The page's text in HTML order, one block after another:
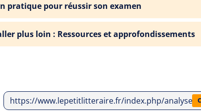
pratique pour réussir son examen
plus loin : Ressources et approfondissements
https://www.lepetitlitteraire.fr/index.php/